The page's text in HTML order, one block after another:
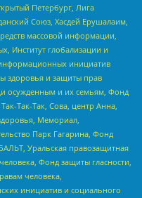
Петербург, Лига
Союз, Хасдей Ерушалаим,
массовой информации,
Институт глобализации и
инициатив
здоровья и защиты прав
осужденным и их семьям, Фонд
Так-Так, Сова, центр Анна,
Мемориал,
Парк Гагарина, Фонд
Уральская правозащитная
Фонд защиты гласности,
человека,
инициатив и социального